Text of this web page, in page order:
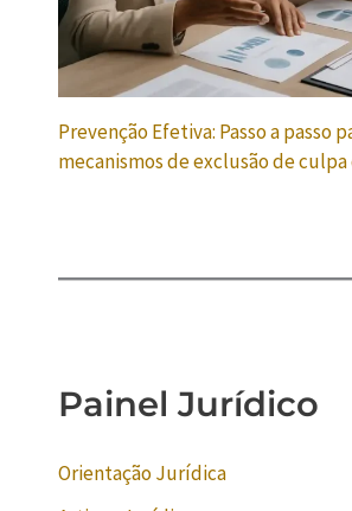
Prevenção Efetiva: Passo a passo
mecanismos de exclusão de culpa
Painel Jurídico
Orientação Jurídica